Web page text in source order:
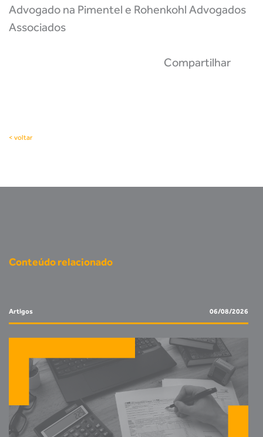
Advogado na Pimentel e Rohenkohl Advogados
Associados
Compartilhar
< voltar
Conteúdo relacionado
Artigos 06/08/2026